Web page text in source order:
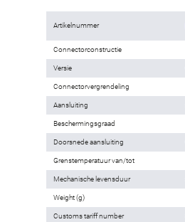
Artikelnummer
Connectorconstructie
Versie
Connectorvergrendeling
Aansluiting
Beschermingsgraad
Doorsnede aansluiting
Grenstemperatuur van/tot
Mechanische levensduur
Weight (g)
Customs tariff number